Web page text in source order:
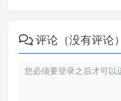
评论（没有评论）